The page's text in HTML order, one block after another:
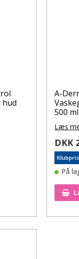
til ønskeseddel
A-
500 ml
Læs
DKK
På